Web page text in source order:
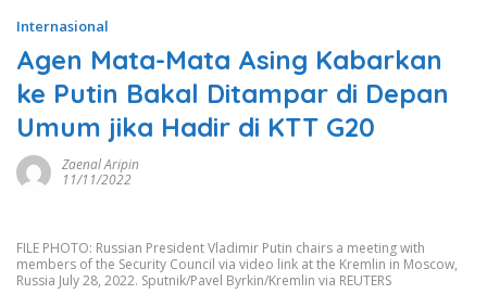
Internasional
Agen Mata-Mata Asing Kabarkan
ke Putin Bakal Ditampar di Depan
Umum jika Hadir di KTT G20
Zaenal Aripin
11/11/2022
FILE PHOTO: Russian President Vladimir Putin chairs a meeting with
members of the Security Council via video link at the Kremlin in Moscow,
Russia July 28, 2022. Sputnik/Pavel Byrkin/Kremlin via REUTERS